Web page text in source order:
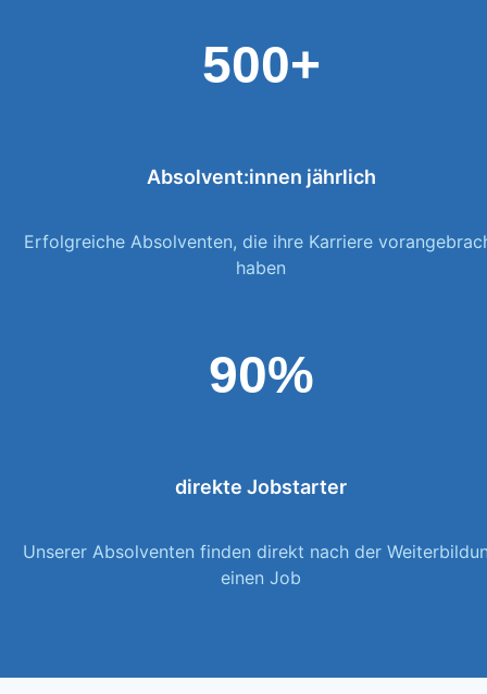
500+
Absolvent:innen jährlich
Erfolgreiche Absolventen, die ihre Karriere
haben
90%
direkte Jobstarter
Unserer Absolventen finden direkt nach der
einen Job